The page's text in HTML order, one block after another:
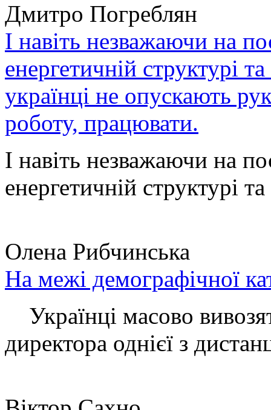
Дмитро Погреблян
І навіть незважаючи на
енергетичній структурі
українці не опускають
роботу, працювати.
І навіть незважаючи на
енергетичній структурі
Олена Рибчинська
На межі демографічної
Українці масово
директора однієї з